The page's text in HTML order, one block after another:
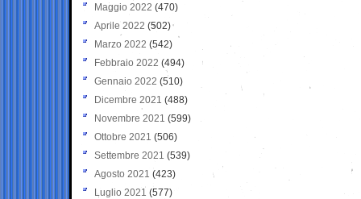
Maggio 2022 (470)
Aprile 2022 (502)
Marzo 2022 (542)
Febbraio 2022 (494)
Gennaio 2022 (510)
Dicembre 2021 (488)
Novembre 2021 (599)
Ottobre 2021 (506)
Settembre 2021 (539)
Agosto 2021 (423)
Luglio 2021 (577)